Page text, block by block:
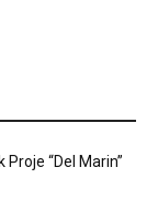
“Del Marin”